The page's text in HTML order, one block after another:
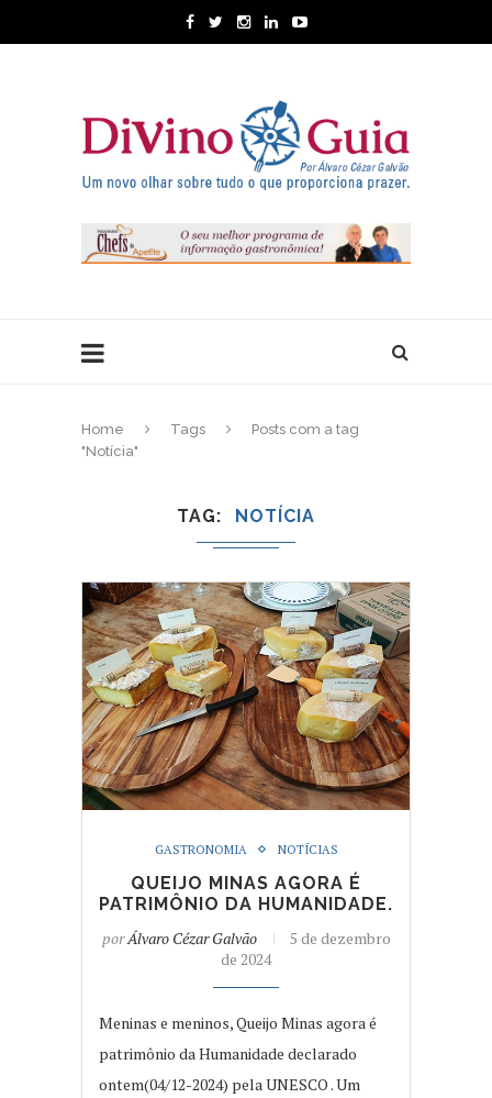
Home Tags
Posts com a tag
"Notícia"
TAG NOTÍCIA
GASTRONOMIA NOTÍCIAS
QUEIJO MINAS AGORA É
PATRIMÔNIO DA HUMANIDADE.
porÁlvaro Cézar Galvão
5 de dezembro
de 2024
Meninas e meninos, Queijo Minas agora é
patrimônio da Humanidade declarado
ontem(04/12-2024) pela UNESCO . Um